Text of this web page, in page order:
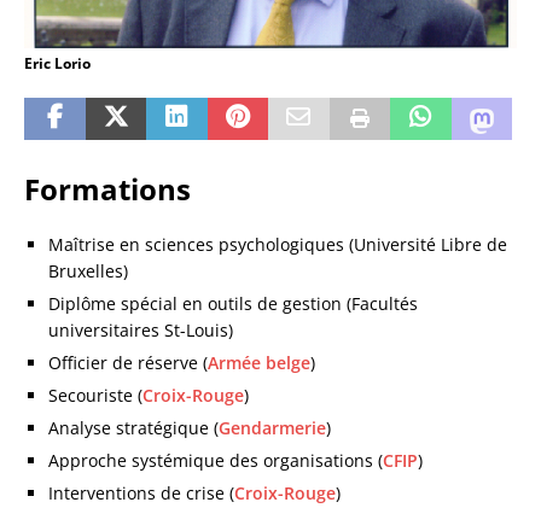
Eric Lorio
Formations
Maîtrise en sciences psychologiques (Université Libre de
Bruxelles)
Diplôme spécial en outils de gestion (Facultés
universitaires St-Louis)
Officier de réserve (Armée belge)
Secouriste (Croix-Rouge)
Analyse stratégique (Gendarmerie)
Approche systémique des organisations (CFIP)
Interventions de crise (Croix-Rouge)